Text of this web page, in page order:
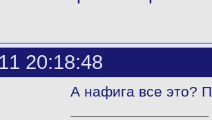
20:18:48
А нафига все это?